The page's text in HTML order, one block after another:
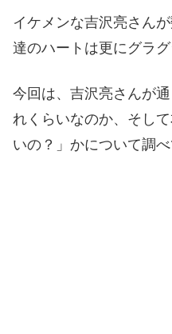
イケメンな吉沢亮さん
達のハートは更にグラ
今回は、吉沢亮さんが
れくらいなのか、そし
いの？」かについて調べ